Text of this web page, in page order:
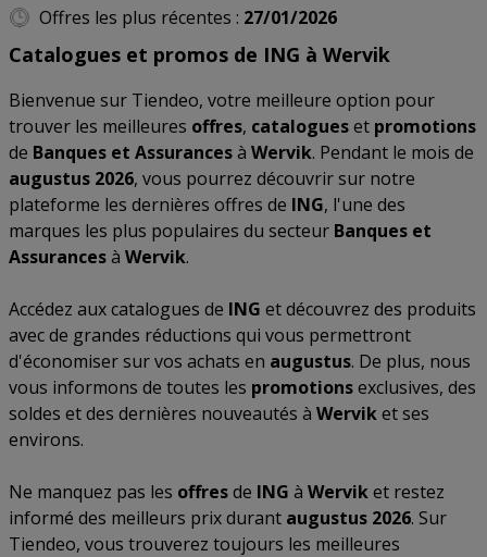
Offres les plus récentes : 27/01/2026
Catalogues et promos de ING à Wervik
Bienvenue sur Tiendeo, votre meilleure option pour
trouver les meilleures offres, catalogueset promotions
de Banques et Assurancesà Wervik. Pendant le mois de
augustus 2026, vous pourrez découvrir sur notre
plateforme les dernières offres de ING, l'une des
marques les plus populaires du secteur Banques et
Assurancesà Wervik.
Accédez aux catalogues de ING et découvrez des produits
avec de grandes réductions qui vous permettront
d'économiser sur vos achats en augustus. De plus, nous
vous informons de toutes les promotionsexclusives, des
soldes et des dernières nouveautés à Werviket ses
environs.
Ne manquez pas les offresde ING à Werviket restez
informé des meilleurs prix durant augustus 2026. Sur
Tiendeo, vous trouverez toujours les meilleures